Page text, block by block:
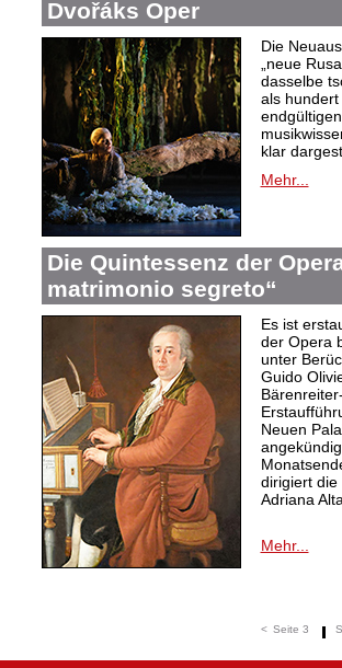
Dvořáks Oper
Die
„neue
dasselbe
als
klar
Mehr...
Die Quintessenz der
matrimonio segreto“
Es ist
der Opera
unter
Guido
Neuen
dirigiert die
Adriana
Mehr...
< Seite 3